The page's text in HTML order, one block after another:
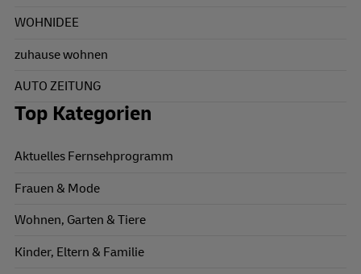
WOHNIDEE
zuhause wohnen
AUTO ZEITUNG
Top Kategorien
Aktuelles Fernsehprogramm
Frauen & Mode
Wohnen, Garten & Tiere
Kinder, Eltern & Familie